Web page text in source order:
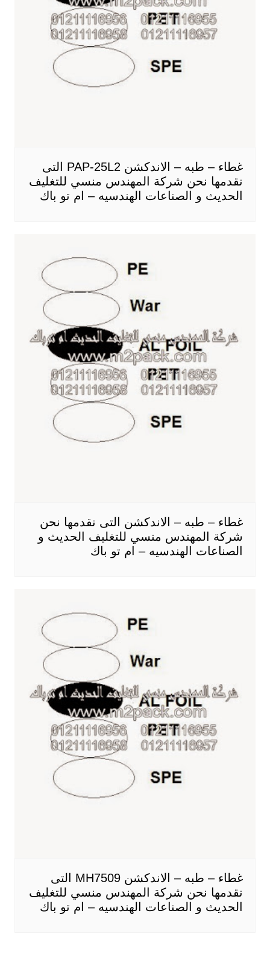
غطاء – طبه – الاندكشن PAP-25L2 التى
نقدمها نحن شركة المهندس منسي للتغليف
الحديث و الصناعات الهندسيه – ام تو باك
غطاء – طبه – الاندكشن التى نقدمها نحن
شركة المهندس منسي للتغليف الحديث و
الصناعات الهندسيه – ام تو باك
غطاء – طبه – الاندكشن MH7509 التى
نقدمها نحن شركة المهندس منسي للتغليف
الحديث و الصناعات الهندسيه – ام تو باك